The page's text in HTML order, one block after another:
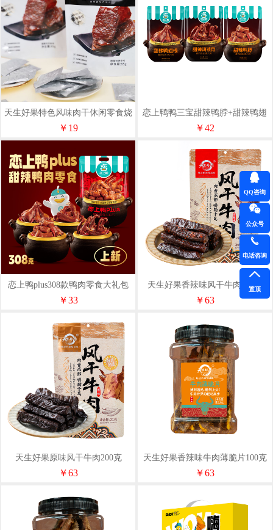
天生好果特色风味肉干休闲零食烧
烤猪肉脯85克
￥19
恋上鸭鸭三宝甜辣鸭脖+甜辣鸭翅
根+甜辣鸭锁骨独立小包组合款
￥42
恋上鸭plus308款鸭肉零食大礼包
鸭翅根鸭翅鸭锁骨鸭脖
￥33
天生好果香辣味风干牛肉200克
￥63
天生好果原味风干牛肉200克
￥63
天生好果香辣味牛肉薄脆片100克
￥63
QQ咨询
公众号
电话咨询
置顶